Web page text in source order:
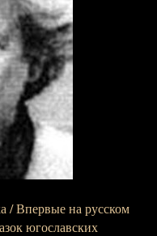
/ Впервые на русском
югославских